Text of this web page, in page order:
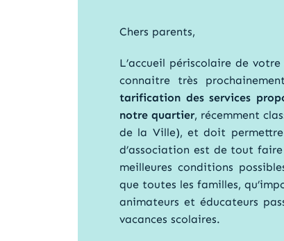
Chers parents,
L’accueil périscolaire de
connaitre très
tarification des services
notre quartier, récemment
de la Ville), et doit permettre
d’association est de tout
meilleures conditions
que toutes les familles,
animateurs et éducateurs
vacances scolaires.